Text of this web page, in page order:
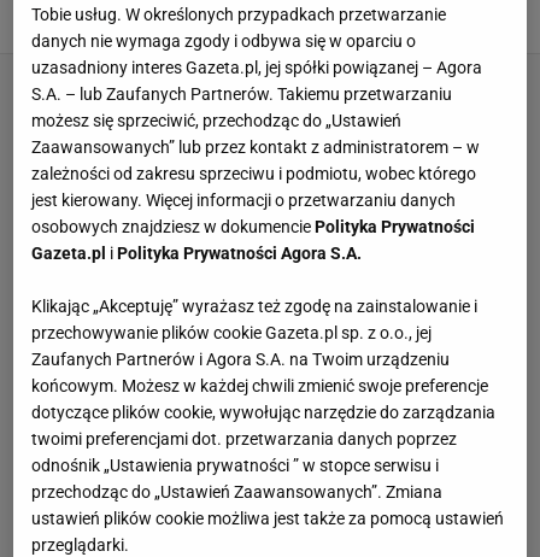
Magdalena Mućka,5 STYCZNIA 2026, 13:46
Tobie usług. W określonych przypadkach przetwarzanie
danych nie wymaga zgody i odbywa się w oparciu o
uzasadniony interes Gazeta.pl, jej spółki powiązanej – Agora
S.A. – lub Zaufanych Partnerów. Takiemu przetwarzaniu
możesz się sprzeciwić, przechodząc do „Ustawień
Zaawansowanych” lub przez kontakt z administratorem – w
zależności od zakresu sprzeciwu i podmiotu, wobec którego
jest kierowany. Więcej informacji o przetwarzaniu danych
osobowych znajdziesz w dokumencie Polityka Prywatności
Gazeta.pl i Polityka Prywatności Agora S.A.
Klikając „Akceptuję” wyrażasz też zgodę na zainstalowanie i
przechowywanie plików cookie Gazeta.pl sp. z o.o., jej
Zaufanych Partnerów i Agora S.A. na Twoim urządzeniu
końcowym. Możesz w każdej chwili zmienić swoje preferencje
dotyczące plików cookie, wywołując narzędzie do zarządzania
twoimi preferencjami dot. przetwarzania danych poprzez
odnośnik „Ustawienia prywatności ” w stopce serwisu i
przechodząc do „Ustawień Zaawansowanych”. Zmiana
ustawień plików cookie możliwa jest także za pomocą ustawień
przeglądarki.